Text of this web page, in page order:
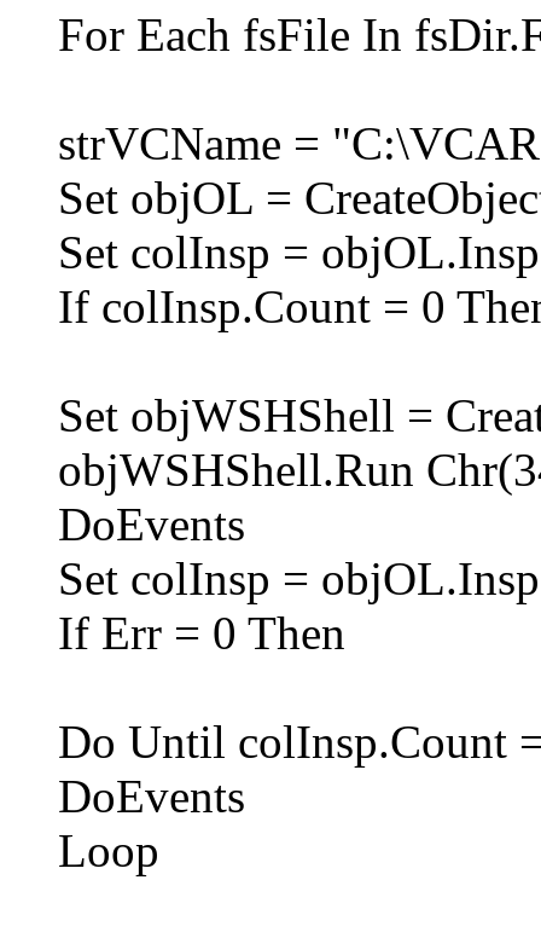
For Each fsFile In
strVCName =
Set objOL =
Set colInsp =
If colInsp.Count = 0
Set objWSHShell =
objWSHShell.Run
DoEvents
Set colInsp =
If Err = 0 Then
Do Until colInsp.Count
DoEvents
Loop